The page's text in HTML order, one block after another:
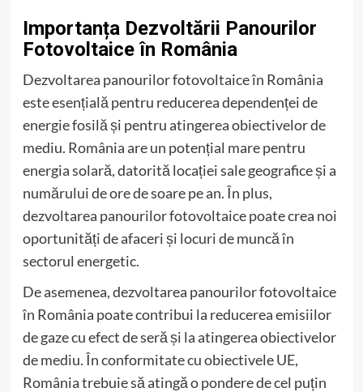
Importanța Dezvoltării Panourilor
Fotovoltaice în România
Dezvoltarea panourilor fotovoltaice în România
este esențială pentru reducerea dependenței de
energie fosilă și pentru atingerea obiectivelor de
mediu. România are un potențial mare pentru
energia solară, datorită locației sale geografice și a
numărului de ore de soare pe an. În plus,
dezvoltarea panourilor fotovoltaice poate crea noi
oportunități de afaceri și locuri de muncă în
sectorul energetic.
De asemenea, dezvoltarea panourilor fotovoltaice
în România poate contribui la reducerea emisiilor
de gaze cu efect de seră și la atingerea obiectivelor
de mediu. În conformitate cu obiectivele UE,
România trebuie să atingă o pondere de cel puțin